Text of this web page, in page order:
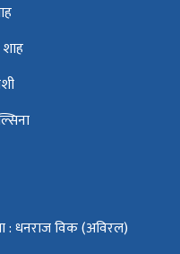
: धनराज विक (अविरल)